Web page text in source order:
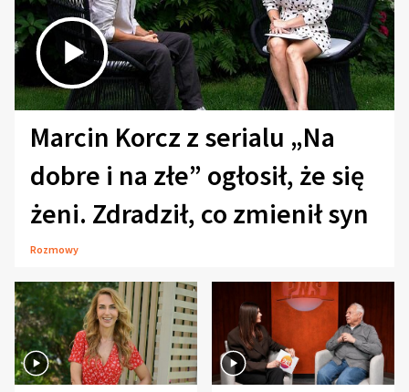
Marcin Korcz z serialu „Na
dobre i na złe” ogłosił, że się
żeni. Zdradził, co zmienił syn
Rozmowy